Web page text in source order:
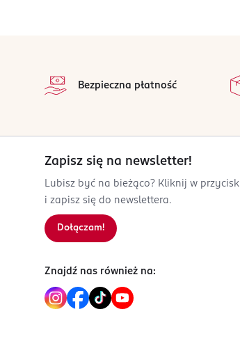
Bezpieczna płatność
Zapisz się na newsletter!
Lubisz być na bieżąco? Kliknij w przycisk
i zapisz się do newslettera.
Dołączam!
Znajdź nas również na: